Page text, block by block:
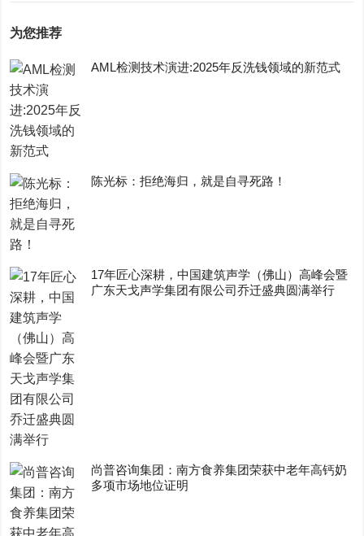
为您推荐
AML检测技术演进:2025年反洗钱领域的新范式
陈光标：拒绝海归，就是自寻死路！
17年匠心深耕，中国建筑声学（佛山）高峰会暨
广东天戈声学集团有限公司乔迁盛典圆满举行
尚普咨询集团：南方食养集团荣获中老年高钙奶
多项市场地位证明